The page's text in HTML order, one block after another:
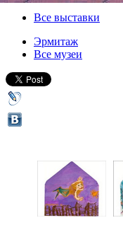
Все выставки
Эрмитаж
Все музеи